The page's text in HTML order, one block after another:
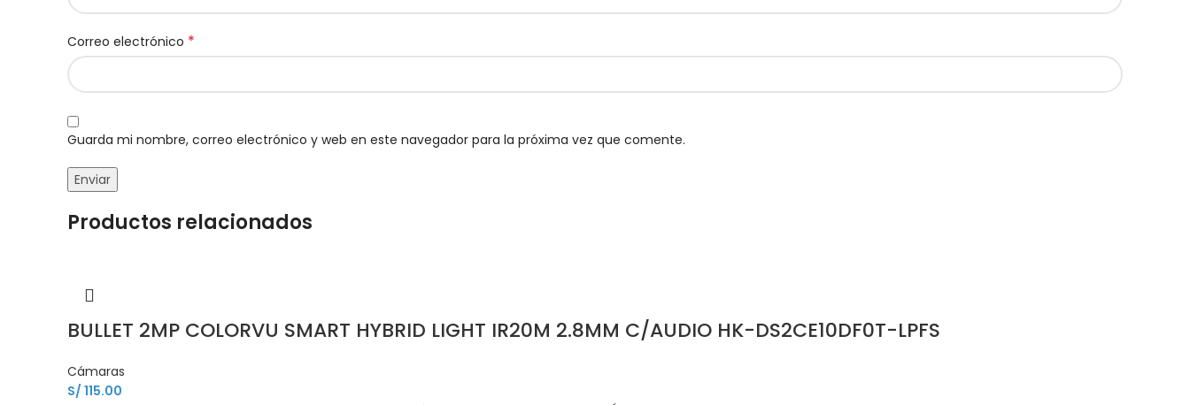
Correo electrónico *
Guarda mi nombre, correo electrónico y web en este navegador para la próxima vez que comente.
Productos relacionados
BULLET 2MP COLORVU SMART HYBRID LIGHT IR20M 2.8MM C/AUDIO HK-DS2CE10DF0T-LPFS
Cámaras
S/ 115.00